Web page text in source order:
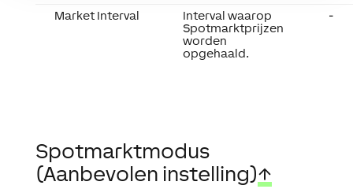
Market Interval
Interval waarop
Spotmarktprijzen
worden
opgehaald.
-
Spotmarktmodus
(Aanbevolen instelling)↑